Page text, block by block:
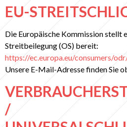
EU-
Die Europäische Kommission stellt
Streitbeilegung (OS) bereit:
https://ec.europa.eu/consumers/odr/
Unsere E-Mail-Adresse finden Sie
/